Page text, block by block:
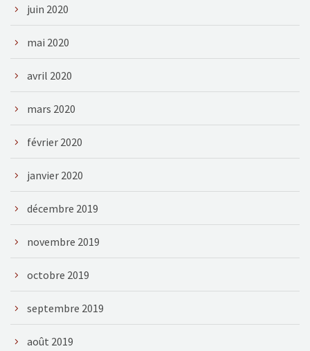
juin 2020
mai 2020
avril 2020
mars 2020
février 2020
janvier 2020
décembre 2019
novembre 2019
octobre 2019
septembre 2019
août 2019